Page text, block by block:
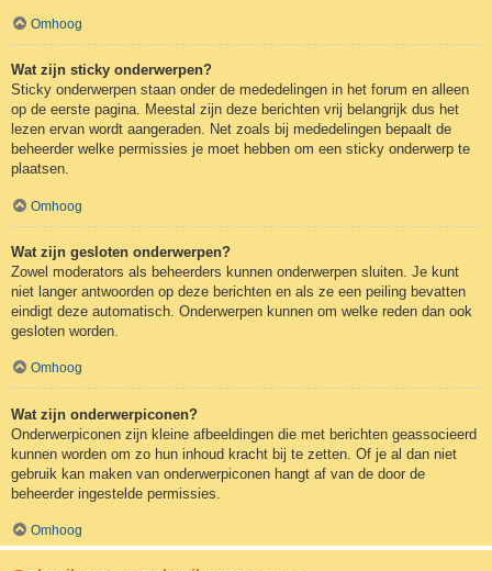
Omhoog
Wat zijn sticky onderwerpen?
Sticky onderwerpen staan onder de mededelingen in het forum en alleen
op de eerste pagina. Meestal zijn deze berichten vrij belangrijk dus het
lezen ervan wordt aangeraden. Net zoals bij mededelingen bepaalt de
beheerder welke permissies je moet hebben om een sticky onderwerp te
plaatsen.
Omhoog
Wat zijn gesloten onderwerpen?
Zowel moderators als beheerders kunnen onderwerpen sluiten. Je kunt
niet langer antwoorden op deze berichten en als ze een peiling bevatten
eindigt deze automatisch. Onderwerpen kunnen om welke reden dan ook
gesloten worden.
Omhoog
Wat zijn onderwerpiconen?
Onderwerpiconen zijn kleine afbeeldingen die met berichten geassocieerd
kunnen worden om zo hun inhoud kracht bij te zetten. Of je al dan niet
gebruik kan maken van onderwerpiconen hangt af van de door de
beheerder ingestelde permissies.
Omhoog